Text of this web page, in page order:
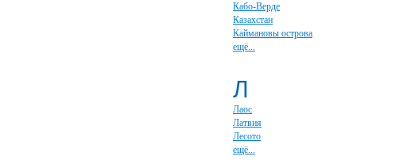
Кабо-Верде
Казахстан
Каймановы острова
ещё...
Л
Лаос
Латвия
Лесото
ещё...